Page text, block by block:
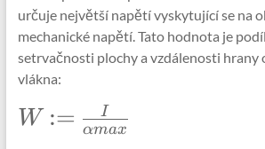
určuje největší napětí vyskytující se na
mechanické napětí. Tato hodnota je
setrvačnosti plochy a vzdálenosti hrany
vlákna:
\Large
W:=\frac{I}
W := αmax
I